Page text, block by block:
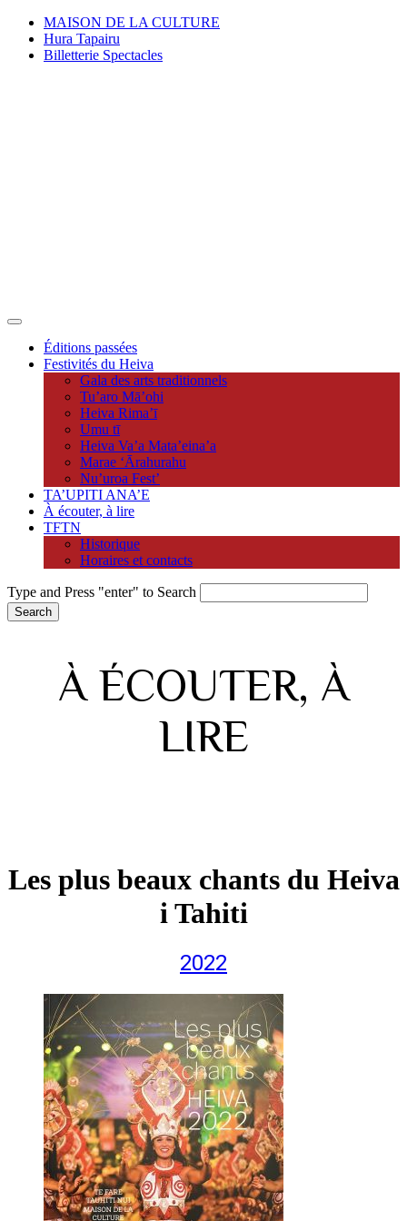
MAISON DE LA CULTURE
Hura Tapairu
Billetterie Spectacles
Éditions passées
Festivités du Heiva
Gala des arts traditionnels
Tu’aro Mā’ohi
Heiva Rima’ī
Umu tī
Heiva Va’a Mata’eina’a
Marae ‘Ārahurahu
Nu’uroa Fest’
TA’UPITI ANA’E
À écouter, à lire
TFTN
Historique
Horaires et contacts
Type and Press "enter" to Search
À ÉCOUTER, À
LIRE
Les plus beaux chants du Heiva
i Tahiti
2022